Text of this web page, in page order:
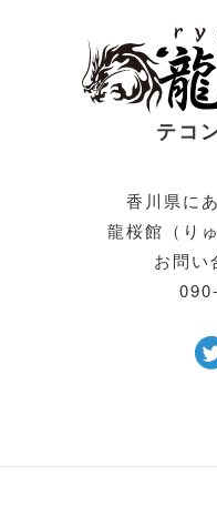
テコ
香川県に
龍桜館（り
お問い